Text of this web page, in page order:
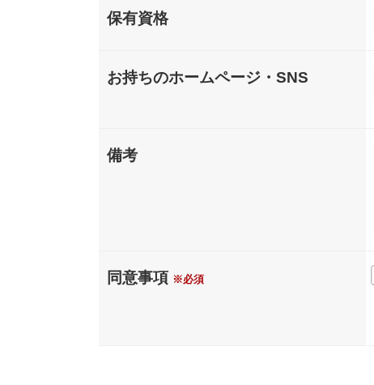
保有資格
お持ちのホームページ・SNS
備考
ー
ル
同意事項 ※必須